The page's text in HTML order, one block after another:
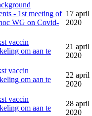
- 1st meeting of
WG on Covid-
17 april
2020
vaccin
om aan te
21 april
2020
vaccin
om aan te
22 april
2020
vaccin
om aan te
28 april
2020